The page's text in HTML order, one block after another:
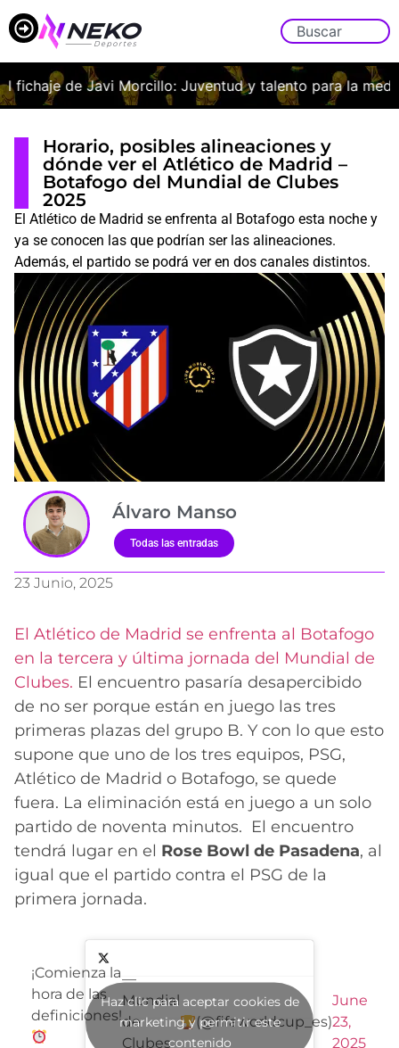
de Javi Morcillo: Juventud y talento para la
Horario, posibles alineaciones y
dónde ver el Atlético de Madrid –
Botafogo del Mundial de Clubes
2025
El Atlético de Madrid se enfrenta al Botafogo esta noche y
ya se conocen las que podrían ser las alineaciones.
Además, el partido se podrá ver en dos canales distintos.
Álvaro Manso
Todas las entradas
23 Junio, 2025
El Atlético de Madrid se enfrenta al Botafogo
en la tercera y última jornada del Mundial de
Clubes. El encuentro pasaría desapercibido
de no ser porque están en juego las tres
primeras plazas del grupo B. Y con lo que esto
supone que uno de los tres equipos, PSG,
Atlético de Madrid o Botafogo, se quede
fuera. La eliminación está en juego a un solo
partido de noventa minutos. El encuentro
tendrá lugar en el Rose Bowl de Pasadena, al
igual que el partido contra el PSG de la
primera jornada.
¡Comienza la
hora de las
definiciones!
—
Mundial
de
Clubes
(@fifaworldcup_es)
June
23,
2025
Haz clic para aceptar cookies de
marketing y permitir este
contenido